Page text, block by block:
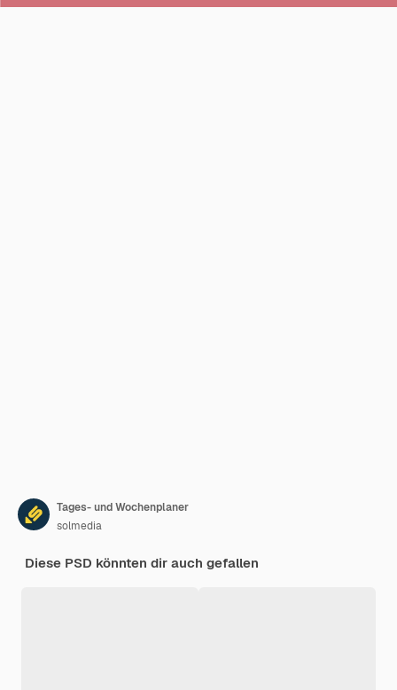
Tages- und Wochenplaner
solmedia
Diese PSD könnten dir auch gefallen